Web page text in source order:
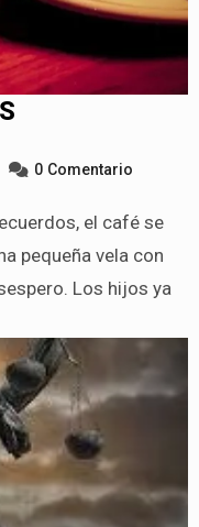
0 Comentario
pequeña vela con
Los hijos ya